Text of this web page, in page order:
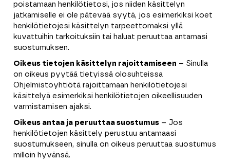
poistamaan henkilötietosi, jos niiden käsittelyn
jatkamiselle ei ole pätevää syytä, jos esimerkiksi koet
henkilötietojesi käsittelyn tarpeettomaksi yllä
kuvattuihin tarkoituksiin tai haluat peruuttaa antamasi
suostumuksen.
Oikeus tietojen käsittelyn rajoittamiseen – Sinulla
on oikeus pyytää tietyissä olosuhteissa
Ohjelmistoyhtiötä rajoittamaan henkilötietojesi
käsittelyä esimerkiksi henkilötietojen oikeellisuuden
varmistamisen ajaksi.
Oikeus antaa ja peruuttaa suostumus – Jos
henkilötietojen käsittely perustuu antamaasi
suostumukseen, sinulla on oikeus peruuttaa suostumus
milloin hyvänsä.